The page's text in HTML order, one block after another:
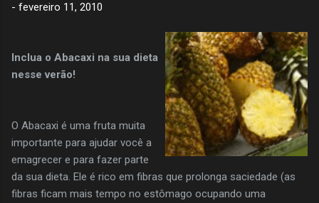
- fevereiro 11, 2010
Inclua o Abacaxi na sua dieta
nesse verão!
O Abacaxi é uma fruta muita
importante para ajudar você a
emagrecer e para fazer parte
da sua dieta. Ele é rico em fibras que prolonga saciedade (as
fibras ficam mais tempo no estômago ocupando uma